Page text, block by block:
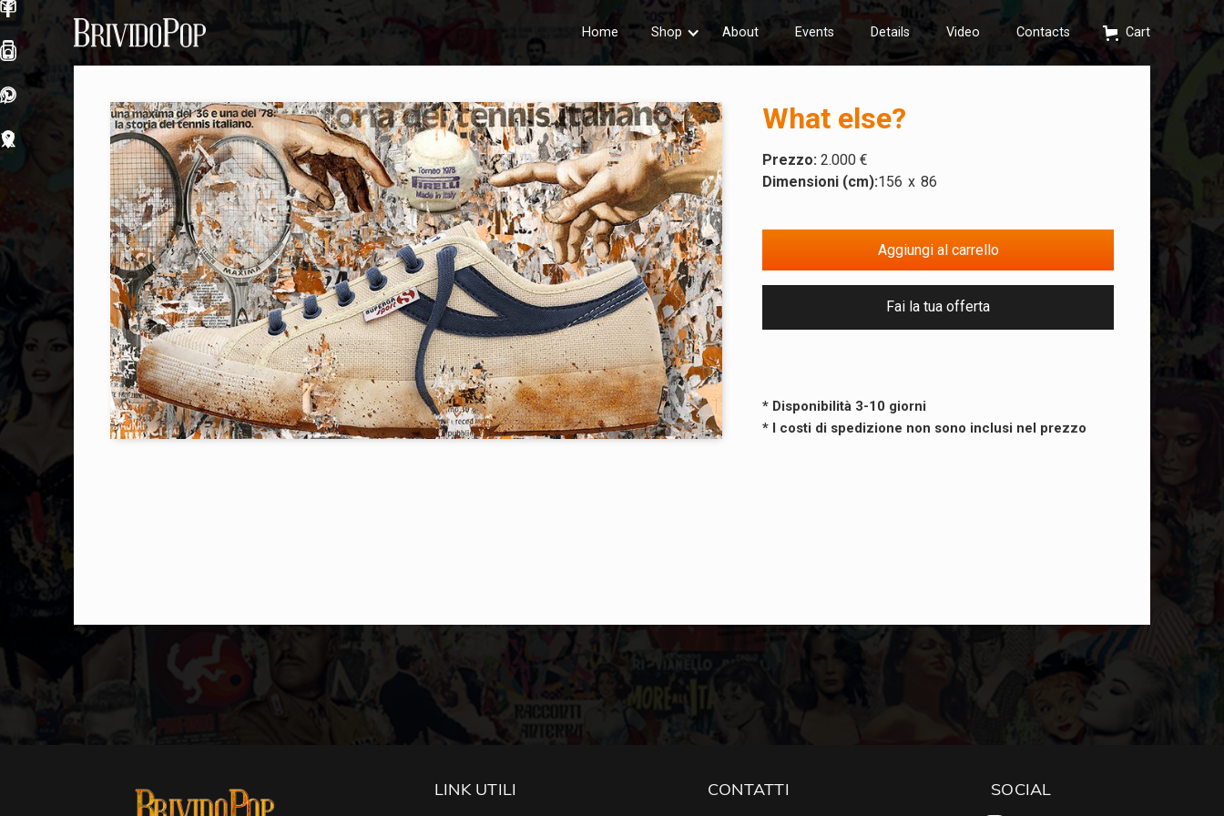
Home Shop About Events Details Video Contacts Cart
What else?
Prezzo:2.000 €
Dimensioni (cm):156 x 86
Fai la tua offerta
* Disponibilità 3-10 giorni
* I costi di spedizione non sono inclusi nel prezzo
LINK UTILI CONTATTI SOCIAL